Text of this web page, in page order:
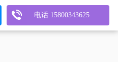
电话 15800343625